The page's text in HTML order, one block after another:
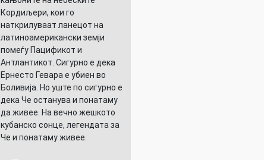
Кордиљери, кои го
наткрилуваат ланецот на
латиноамерикански земји
помеѓу Пацификот и
Антлантикот. Сигурно е дека
Ернесто Гевара е убиен во
Боливија. Но уште по сигурно е
дека Че останува и понатаму
да живее. На вечно жешкото
кубанско сонце, легендата за
Че и понатаму живее.